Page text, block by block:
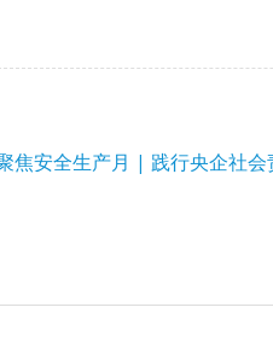
焦安全生产月 | 践行央企社会